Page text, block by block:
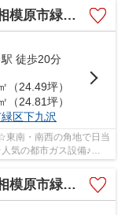
沢 中古一戸建て
駅 徒歩20分
（24.49坪）
（24.81坪）
区下九沢
南・南西の角地で日当
気の都市ガス設備♪
沢 中古一戸建て